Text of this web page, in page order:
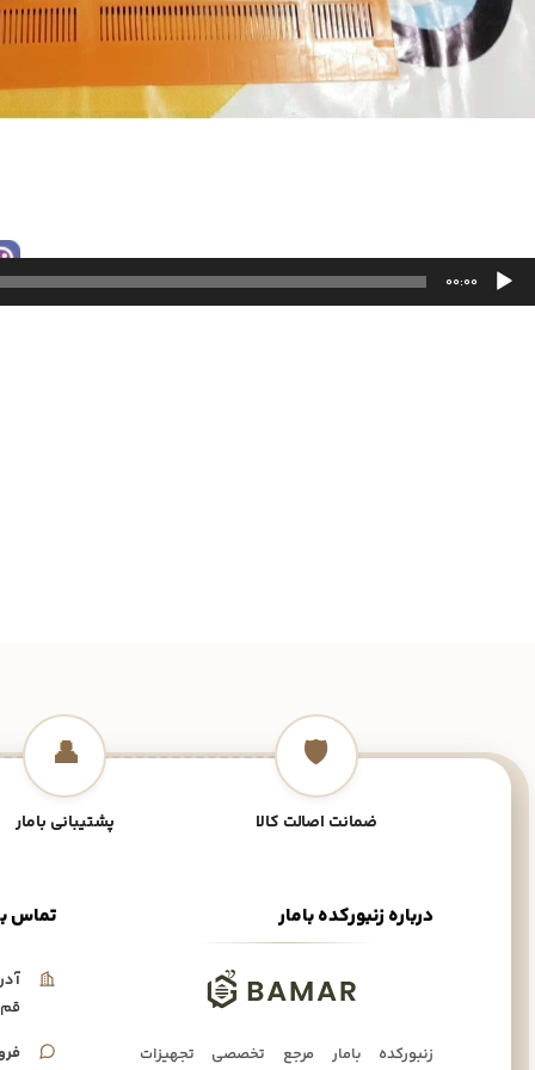
00:00
🛡️
ضمانت اصالت کالا
👤
پشتیبانی بامار
تماس درباره زنبورکده بامار
زنبورکده بامار مرجع تخصصی تجهیزات